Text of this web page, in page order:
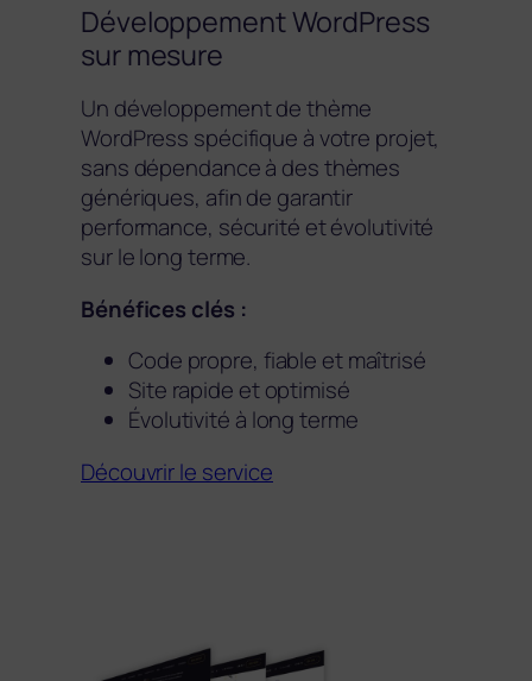
Développement WordPress
sur mesure
Un développement de thème
WordPress spécifique à votre projet,
sans dépendance à des thèmes
génériques, afin de garantir
performance, sécurité et évolutivité
sur le long terme.
Bénéfices clés :
Code propre, fiable et maîtrisé
Site rapide et optimisé
Évolutivité à long terme
Découvrir le service